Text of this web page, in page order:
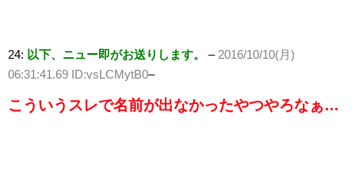
24: 以下、ニュー即がお送りします。 –2016/10/10(月)
06:31:41.69 ID:vsLCMytB0–
こういうスレで名前が出なかったやつやろなぁ…